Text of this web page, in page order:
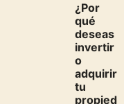
¿Por
qué
deseas
invertir
o
adquirir
tu
propied